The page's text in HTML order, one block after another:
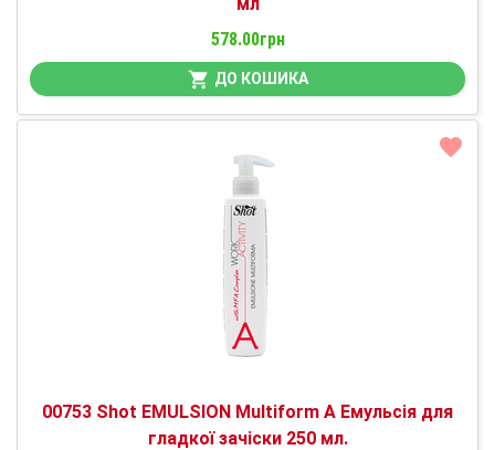
578.00грн
ДО КОШИКА
00753 Shot EMULSION Multiform A Емульсія для
гладкої зачіски 250 мл.